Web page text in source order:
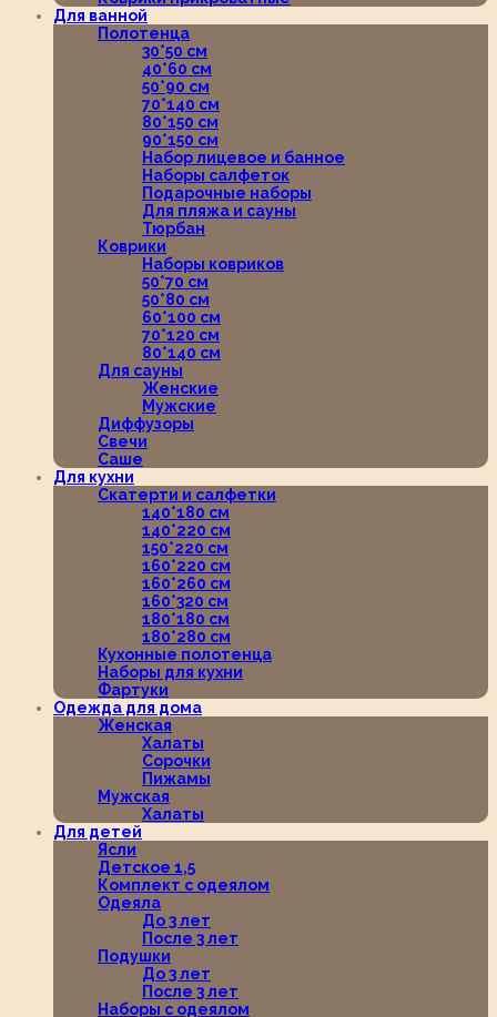
Для ванной
Полотенца
30*50 см
40*60 см
50*90 см
70*140 см
80*150 см
90*150 см
Набор лицевое и банное
Наборы салфеток
Подарочные наборы
Для пляжа и сауны
Тюрбан
Коврики
Наборы ковриков
50*70 см
50*80 см
60*100 см
70*120 см
80*140 см
Для сауны
Женские
Мужские
Диффузоры
Свечи
Саше
Для кухни
Скатерти и салфетки
140*180 см
140*220 см
150*220 см
160*220 см
160*260 см
160*320 см
180*180 см
180*280 см
Кухонные полотенца
Наборы для кухни
Фартуки
Одежда для дома
Женская
Халаты
Сорочки
Пижамы
Мужская
Халаты
Для детей
Ясли
Детское 1,5
Комплект с одеялом
Одеяла
До 3 лет
После 3 лет
Подушки
До 3 лет
После 3 лет
Наборы с одеялом